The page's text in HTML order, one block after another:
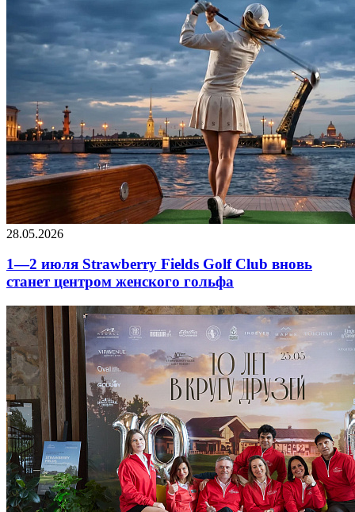
28.05.2026
1—2 июля Strawberry Fields Golf Club вновь
станет центром женского гольфа